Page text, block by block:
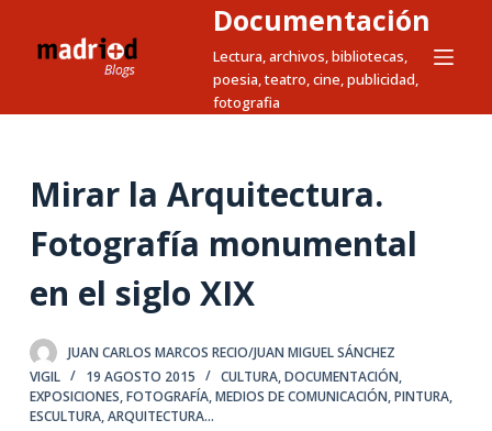
t
n
e
n
Documentación
Lectura, archivos, bibliotecas,
poesia, teatro, cine, publicidad,
fotografia
Mirar la Arquitectura.
Fotografía monumental
en el siglo XIX
JUAN CARLOS MARCOS RECIO/JUAN MIGUEL SÁNCHEZ
VIGIL
19 AGOSTO 2015 CULTURA,DOCUMENTACIÓN,
EXPOSICIONES,FOTOGRAFÍA,MEDIOS DE COMUNICACIÓN,PINTURA,
ESCULTURA, ARQUITECTURA...